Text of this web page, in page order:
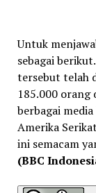
Untuk
sebagai
tersebut telah
185.000 orang
berbagai
Amerika
ini semacam
(BBC